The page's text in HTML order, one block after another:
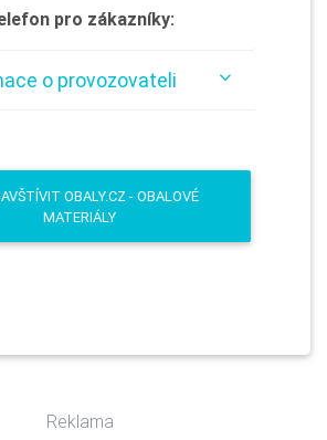
pro zákazníky:
o provozovateli
OBALY.CZ - OBALOVÉ
MATERIÁLY
Reklama